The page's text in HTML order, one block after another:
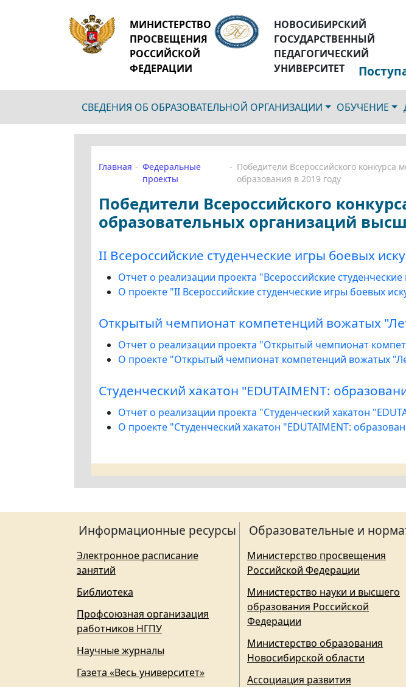
МИНИСТЕРСТВО
ПРОСВЕЩЕНИЯ
РОССИЙСКОЙ
ФЕДЕРАЦИИ
НОВОСИБИРСКИЙ
ГОСУДАРСТВЕННЫЙ
ПЕДАГОГИЧЕСКИЙ
УНИВЕРСИТЕТ
СВЕДЕНИЯ ОБ ОБРАЗОВАТЕЛЬНОЙ ОРГАНИЗАЦИИ ОБУЧЕНИЕ
Главная
Федеральные
проекты
Победители Всероссийского
образования в 2019 году
Победители Всероссийского
образовательных организаций
II Всероссийские студенческие игры боевых
Отчет о реализации проекта "Всероссийские
О проекте "II Всероссийские студенческие игры боевых
Открытый чемпионат компетенций вожатых
Отчет о реализации проекта "Открытый чемпионат
О проекте "Открытый чемпионат компетенций вожатых
Студенческий хакатон "EDUTAIMENT:
Отчет о реализации проекта "Студенческий хакатон
О проекте "Студенческий хакатон "EDUTAIMENT:
Информационные ресурсы
Электронное расписание
занятий
Библиотека
Профсоюзная организация
работников НГПУ
Научные журналы
Газета «Весь университет»
Образовательные и
Министерство просвещения
Российской Федерации
Министерство науки и высшего
образования Российской
Федерации
Министерство образования
Новосибирской области
Ассоциация развития